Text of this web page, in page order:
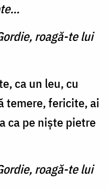
roagă-te lui
ca un leu, cu
temere, fericite, ai
ca pe nişte pietre
roagă-te lui